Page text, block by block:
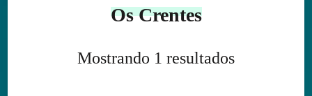
Os Crentes
Mostrando 1 resultados